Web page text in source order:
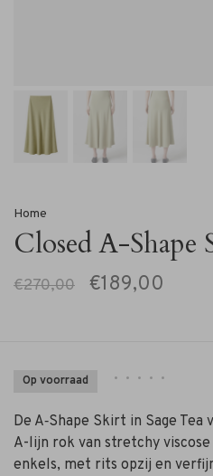
Home
Closed A-Shape
€270,00 €189,00
Op voorraad • • • • •
De A‑Shape Skirt in Sage Tea
A-lijn rok van stretchy
enkels, met rits opzij en